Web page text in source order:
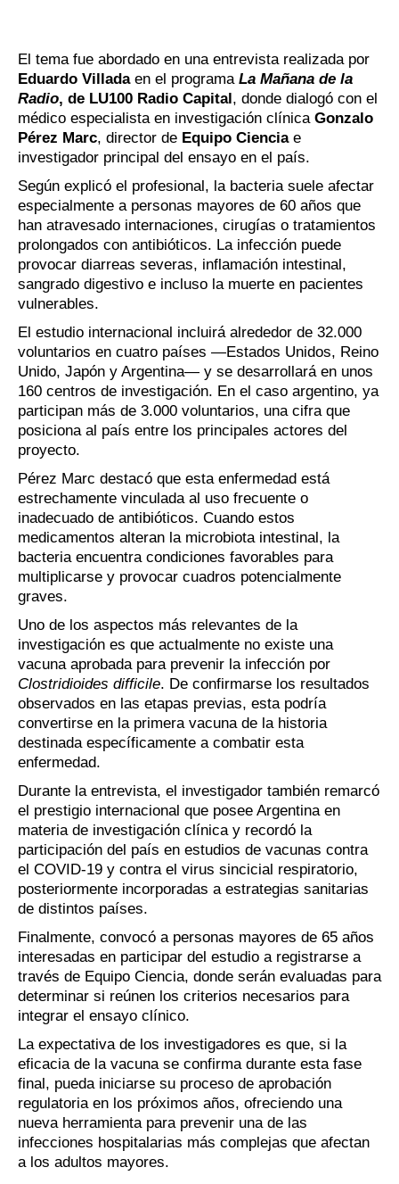
El tema fue abordado en una entrevista realizada por
Eduardo Villadaen el programa La Mañana de la
Radio, de LU100 Radio Capital , donde dialogó con el
médico especialista en investigación clínica Gonzalo
Pérez Marc, director de Equipo Cienciae
investigador principal del ensayo en el país.
Según explicó el profesional, la bacteria suele afectar
especialmente a personas mayores de 60 años que
han atravesado internaciones, cirugías o tratamientos
prolongados con antibióticos. La infección puede
provocar diarreas severas, inflamación intestinal,
sangrado digestivo e incluso la muerte en pacientes
vulnerables.
El estudio internacional incluirá alrededor de 32.000
voluntarios en cuatro países —Estados Unidos, Reino
Unido, Japón y Argentina— y se desarrollará en unos
160 centros de investigación. En el caso argentino, ya
participan más de 3.000 voluntarios, una cifra que
posiciona al país entre los principales actores del
proyecto.
Pérez Marc destacó que esta enfermedad está
estrechamente vinculada al uso frecuente o
inadecuado de antibióticos. Cuando estos
medicamentos alteran la microbiota intestinal, la
bacteria encuentra condiciones favorables para
multiplicarse y provocar cuadros potencialmente
graves.
Uno de los aspectos más relevantes de la
investigación es que actualmente no existe una
vacuna aprobada para prevenir la infección por
Clostridioides difficile. De confirmarse los resultados
observados en las etapas previas, esta podría
convertirse en la primera vacuna de la historia
destinada específicamente a combatir esta
enfermedad.
Durante la entrevista, el investigador también remarcó
el prestigio internacional que posee Argentina en
materia de investigación clínica y recordó la
participación del país en estudios de vacunas contra
el COVID-19 y contra el virus sincicial respiratorio,
posteriormente incorporadas a estrategias sanitarias
de distintos países.
Finalmente, convocó a personas mayores de 65 años
interesadas en participar del estudio a registrarse a
través de Equipo Ciencia, donde serán evaluadas para
determinar si reúnen los criterios necesarios para
integrar el ensayo clínico.
La expectativa de los investigadores es que, si la
eficacia de la vacuna se confirma durante esta fase
final, pueda iniciarse su proceso de aprobación
regulatoria en los próximos años, ofreciendo una
nueva herramienta para prevenir una de las
infecciones hospitalarias más complejas que afectan
a los adultos mayores.